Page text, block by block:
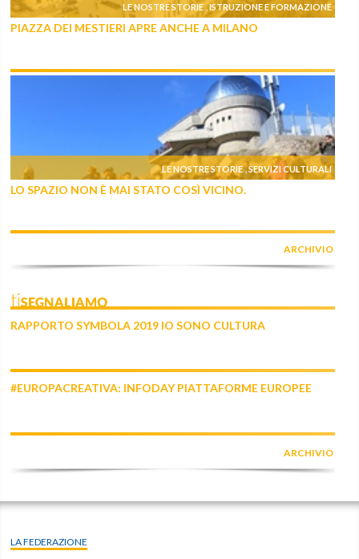
LE NOSTRE STORIE , ISTRUZIONE E FORMAZIONE
PIAZZA DEI MESTIERI APRE ANCHE A MILANO
LE NOSTRE STORIE ,SERVIZI CULTURALI
LO SPAZIO NON È MAI STATO COSÌ VICINO.
ARCHIVIO
tiSEGNALIAMO
RAPPORTO SYMBOLA 2019 IO SONO CULTURA
#EUROPACREATIVA: INFODAY PIATTAFORME EUROPEE
ARCHIVIO
LA FEDERAZIONE